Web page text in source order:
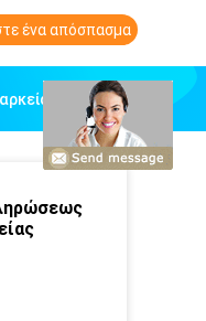
ένα απόσπασμα